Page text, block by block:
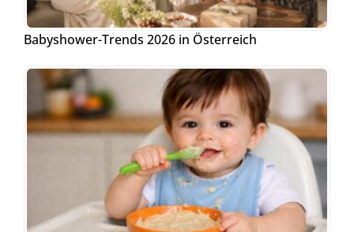
Babyshower-Trends 2026 in Österreich